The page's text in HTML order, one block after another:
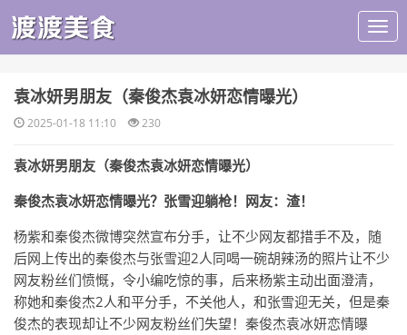
​袁冰妍男朋友（秦俊杰袁冰妍恋情曝光）
2025-01-18 11:10 230
袁冰妍男朋友（秦俊杰袁冰妍恋情曝光）
秦俊杰袁冰妍恋情曝光？张雪迎躺枪！网友：渣！
杨紫和秦俊杰微博突然宣布分手，让不少网友都措手不及，随
后网上传出的秦俊杰与张雪迎2人同喝一碗胡辣汤的照片让不少
网友粉丝们愤慨，令小编吃惊的事，后来杨紫主动出面澄清，
称她和秦俊杰2人和平分手，不关他人，和张雪迎无关，但是秦
俊杰的表现却让不少网友粉丝们失望！秦俊杰袁冰妍恋情曝